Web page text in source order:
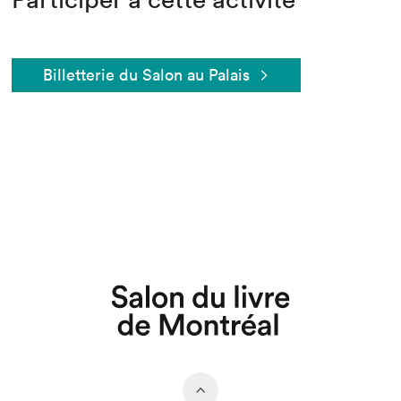
Billetterie du Salon au Palais